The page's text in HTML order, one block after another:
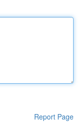
Report Page